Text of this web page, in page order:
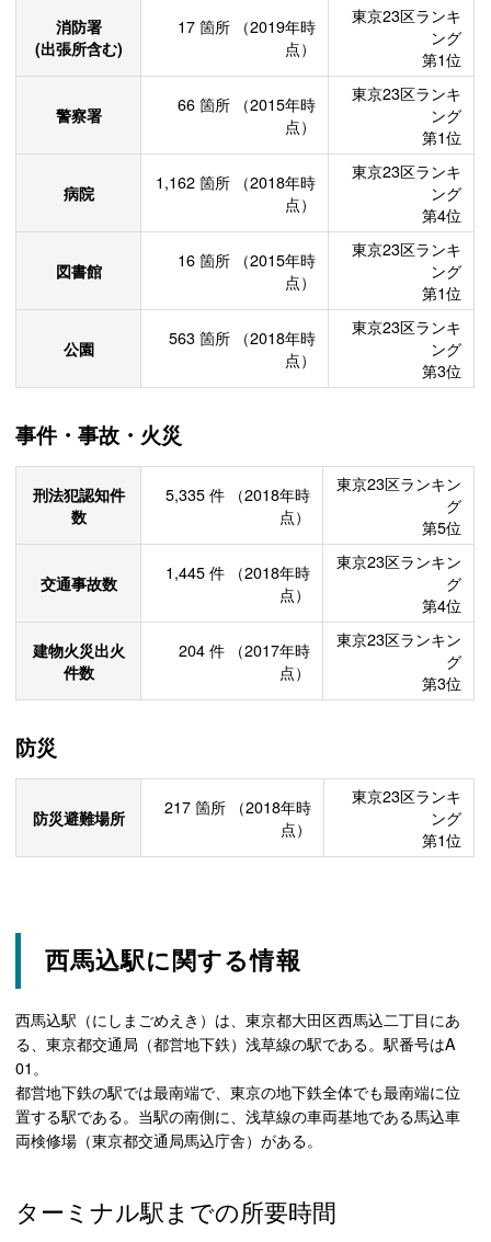
消防署
(出張所含む)
17 箇所
（2019年時
点）
東京23区ランキ
ング
第1位
警察署 66 箇所
（2015年時
点）
東京23区ランキ
ング
第1位
病院 1,162 箇所
（2018年時
点）
東京23区ランキ
ング
第4位
図書館 16 箇所
（2015年時
点）
東京23区ランキ
ング
第1位
公園 563 箇所
（2018年時
点）
東京23区ランキ
ング
第3位
事件・事故・火災
刑法犯認知件
数
5,335 件
（2018年時
点）
東京23区ランキン
グ
第5位
交通事故数 1,445 件
（2018年時
点）
東京23区ランキン
グ
第4位
建物火災出火
件数
204 件
（2017年時
点）
東京23区ランキン
グ
第3位
防災
防災避難場所 217 箇所
（2018年時
点）
東京23区ランキ
ング
第1位
西馬込駅に関する情報
西馬込駅（にしまごめえき）は、東京都大田区西馬込二丁目にあ
る、東京都交通局（都営地下鉄）浅草線の駅である。駅番号はA
01。
都営地下鉄の駅では最南端で、東京の地下鉄全体でも最南端に位
置する駅である。当駅の南側に、浅草線の車両基地である馬込車
両検修場（東京都交通局馬込庁舎）がある。
ターミナル駅までの所要時間